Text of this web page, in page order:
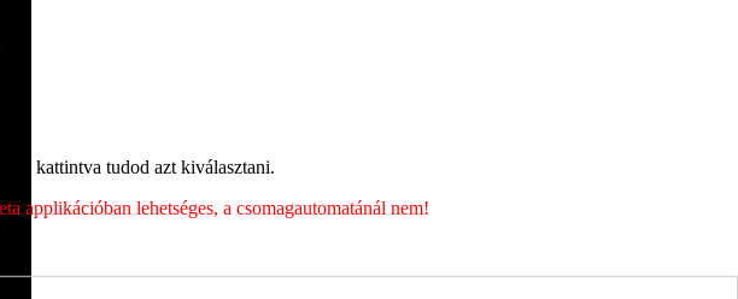
kattintva tudod azt kiválasztani.
applikációban lehetséges, a csomagautomatánál nem!